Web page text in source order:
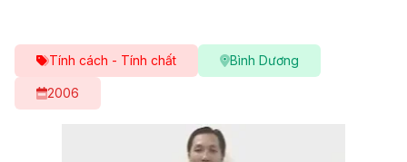
Tính cách - Tính chất Bình Dương
2006